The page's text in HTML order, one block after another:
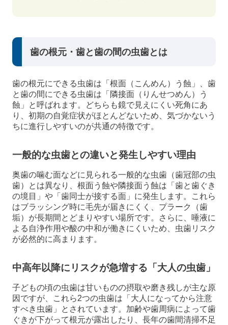
歯の根元・歯と歯の間の虫歯とは
歯の根元にできる虫歯は「根面（こんめん）う蝕」、歯
と歯の間にできる虫歯は「隣接面（りんせつめん）う
蝕」と呼ばれます。どちらも鏡で見えにくい死角にあ
り、初期の自覚症状がほとんどないため、気づかないう
ちに進行しやすいのが共通の特徴です。
一般的な虫歯との違いと発生しやすい理由
奥歯の噛む面などに見られる一般的な虫歯（歯冠部の虫
歯）とは異なり、根面う蝕や隣接面う蝕は「歯と歯ぐき
の境目」や「歯同士が接する面」に発生します。これら
はブラッシング時に毛先が届きにくく、プラーク（歯
垢）が長期間とどまりやすい場所です。さらに、唾液に
よる自浄作用や酸の中和が働きにくいため、虫歯リスク
が必然的に高まります。
中高年以降にリスクが急増する「大人の虫歯」
子どもの頃の虫歯は甘いものの摂取や磨き残しが主な原
因ですが、これら2つの虫歯は「大人になってから注意
すべき虫歯」とされています。加齢や歯周病によって歯
ぐきが下がって根元が露出したり、長年の歯間清掃不足